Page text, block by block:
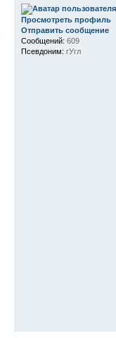
Просмотреть профиль
Отправить сообщение
Сообщений: 609
Псевдоним: гУгл